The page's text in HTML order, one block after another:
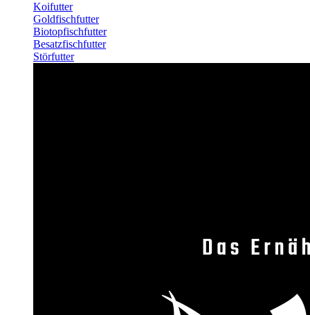
Koifutter
Goldfischfutter
Biotopfischfutter
Besatzfischfutter
Störfutter